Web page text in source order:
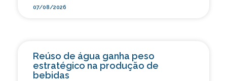
07/08/2026
Reúso de água ganha peso
estratégico na produção de
bebidas